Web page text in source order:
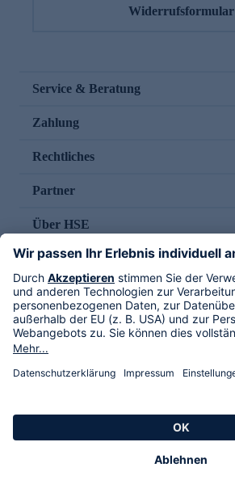
Widerrufsformular
Service & Beratung
Zahlung
Rechtliches
Partner
Über HSE
Im TV
HSE International